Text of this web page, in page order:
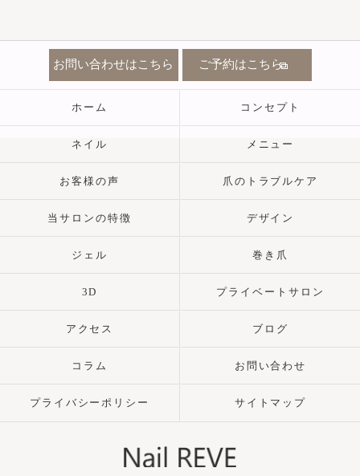
お問い合わせはこちら ご予約はこちら
ホーム コンセプト
ネイル メニュー
お客様の声 爪のトラブルケア
当サロンの特徴 デザイン
ジェル 巻き爪
3D プライベートサロン
アクセス ブログ
コラム お問い合わせ
プライバシーポリシー サイトマップ